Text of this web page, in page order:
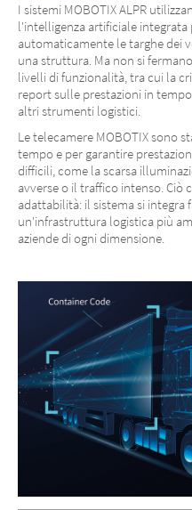
I sistemi MOBOTIX ALPR
l'intelligenza artificiale integrata
automaticamente le targhe dei
una struttura. Ma non si
livelli di funzionalità, tra cui la
report sulle prestazioni in
altri strumenti logistici.
Le telecamere MOBOTIX sono
tempo e per garantire
difficili, come la scarsa
avverse o il traffico intenso. Ciò
adattabilità: il sistema si
un'infrastruttura logistica più
aziende di ogni dimensione.